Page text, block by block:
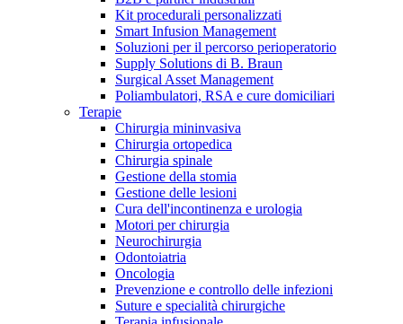
Catalogo prodotti
Trova il prodotto che stai cercando. Visita il catalogo B.
Braun con il nostro portfolio completo.
Hai domande o richieste? Scrivici per entrare subito in
Kit procedurali personalizzati
Smart Infusion Management
Soluzioni per il percorso perioperatorio
Supply Solutions di B. Braun
Surgical Asset Management
Poliambulatori, RSA e cure domiciliari
Terapie
Chirurgia mininvasiva
Chirurgia ortopedica
Chirurgia spinale
Gestione della stomia
Gestione delle lesioni
Cura dell'incontinenza e urologia
Motori per chirurgia
Neurochirurgia
Odontoiatria
Oncologia
Prevenzione e controllo delle infezioni
Suture e specialità chirurgiche